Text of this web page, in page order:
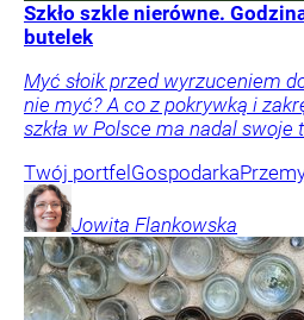
Szkło szkle nierówne.
butelek
Myć słoik przed wyrzuceniem
nie myć? A co z pokrywką i
szkła w Polsce ma nadal swoje
Twój portfel Gospodarka
Jowita Flankowska